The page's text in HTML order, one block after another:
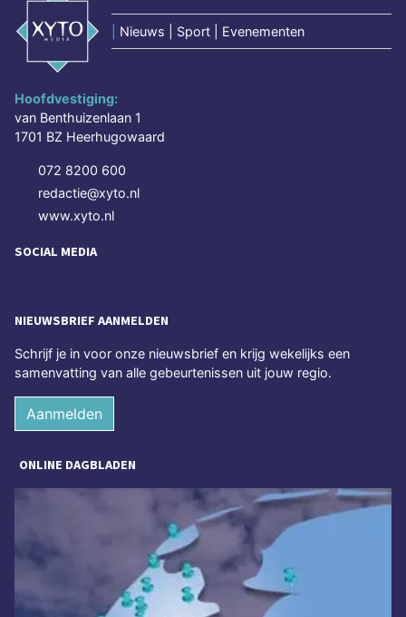
Nieuws | Sport | Evenementen
Hoofdvestiging:
van Benthuizenlaan 1
1701 BZ Heerhugowaard
072 8200 600
redactie@xyto.nl
www.xyto.nl
SOCIAL MEDIA
NIEUWSBRIEF AANMELDEN
Schrijf je in voor onze nieuwsbrief en krijg wekelijks een
samenvatting van alle gebeurtenissen uit jouw regio.
Aanmelden
ONLINE DAGBLADEN